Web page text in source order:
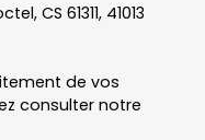
CS 61311, 41013
de vos
consulter notre